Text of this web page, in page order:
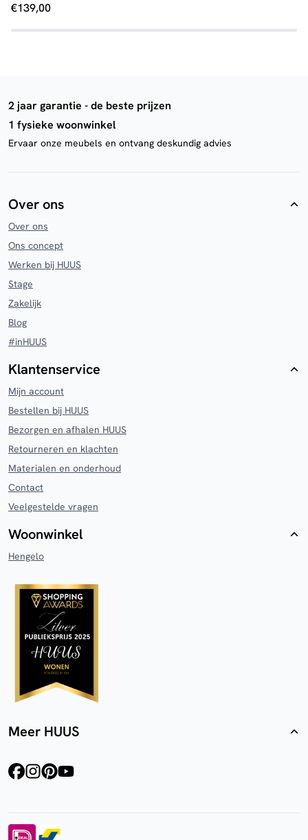
€139,00
2 jaar garantie - de beste prijzen
1 fysieke woonwinkel
Ervaar onze meubels en ontvang deskundig advies
Over ons
Over ons
Ons concept
Werken bij HUUS
Stage
Zakelijk
Blog
#inHUUS
Klantenservice
Mijn account
Bestellen bij HUUS
Bezorgen en afhalen HUUS
Retourneren en klachten
Materialen en onderhoud
Contact
Veelgestelde vragen
Woonwinkel
Hengelo
Meer HUUS
facebookinstagram
pinterest
youtube